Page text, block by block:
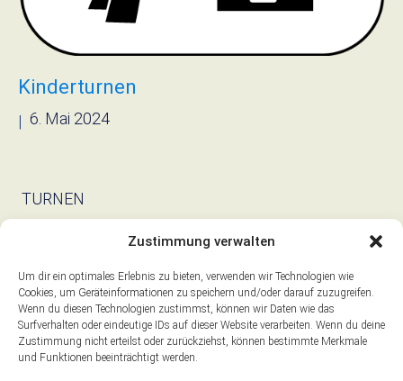
Zustimmung verwalten
Um dir ein optimales Erlebnis zu bieten, verwenden wir Technologien wie
Cookies, um Geräteinformationen zu speichern und/oder darauf zuzugreifen.
Wenn du diesen Technologien zustimmst, können wir Daten wie das
Surfverhalten oder eindeutige IDs auf dieser Website verarbeiten. Wenn du deine
Zustimmung nicht erteilst oder zurückziehst, können bestimmte Merkmale
und Funktionen beeinträchtigt werden.
Kinderturnen
| 6. Mai 2024
TURNEN
Older posts